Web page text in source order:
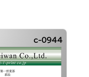
c-0944